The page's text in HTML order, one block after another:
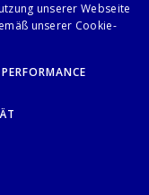
unserer Webseite
unserer Cookie-
PERFORMANCE